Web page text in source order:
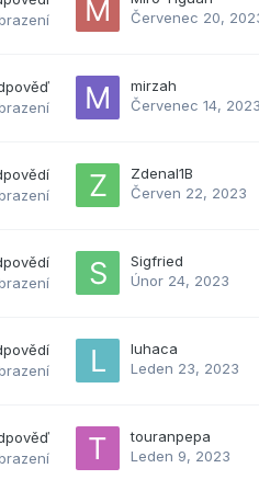
Červenec 20,
mirzah
Červenec 14,
Zdenal1B
Červen 22, 2023
Sigfried
Únor 24, 2023
luhaca
Leden 23, 2023
touranpepa
Leden 9, 2023